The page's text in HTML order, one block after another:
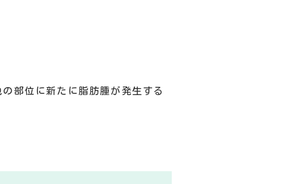
部位に新たに脂肪腫が発生する